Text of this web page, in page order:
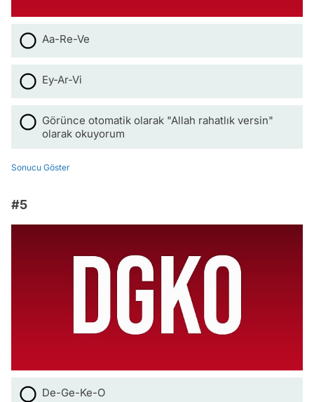
Aa-Re-Ve
Ey-Ar-Vi
Görünce otomatik olarak "Allah rahatlık versin"
olarak okuyorum
Sonucu Göster
#5
De-Ge-Ke-O